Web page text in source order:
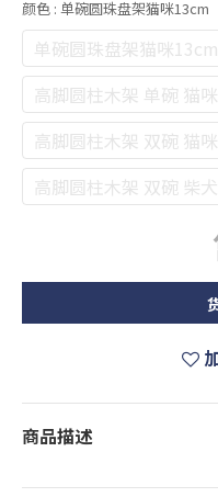
颜色 : 单碗圆珠盘架猫咪13cm
单碗圆珠盘架猫咪13cm
高脚圆柱木架 单碗 猫咪
高脚圆柱木架 双碗 猫
高脚圆柱木架 双碗 柴
商品描述